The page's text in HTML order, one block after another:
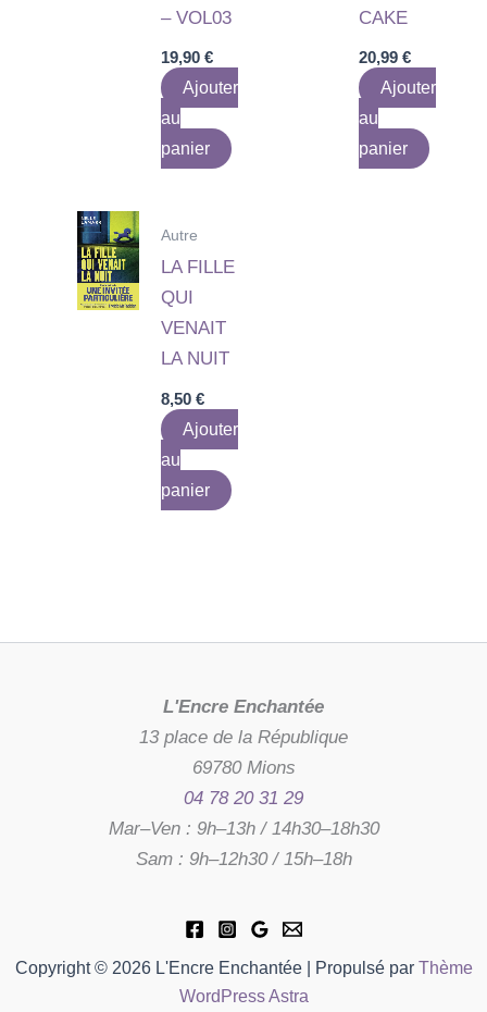
– VOL03
19,90€
Ajouter
au
panier
CAKE
20,99 €
Ajouter
au
panier
Autre
LA FILLE
QUI
VENAIT
LA NUIT
8,50€
Ajouter
au
panier
L'Encre Enchantée
13 place de la République
69780 Mions
04 78 20 31 29
Mar–Ven : 9h–13h / 14h30–18h30
Sam : 9h–12h30 / 15h–18h
Copyright © 2026 L'Encre Enchantée | Propulsé par Thème
WordPress Astra